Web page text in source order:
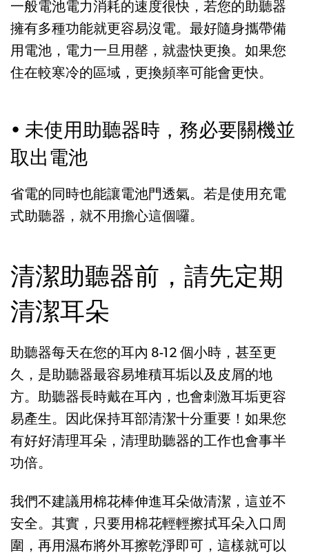
一般電池電力消耗的速度很快，若您的助聽器
擁有多種功能就更容易沒電。最好隨身攜帶備
用電池，電力一旦用罄，就盡快更換。如果您
住在較寒冷的區域，更換頻率可能會更快。
• 未使用助聽器時，務必要關機並
取出電池
省電的同時也能讓電池門透氣。若是使用充電
式助聽器，就不用擔心這個囉。
清潔助聽器前，請先定期
清潔耳朵
助聽器每天在您的耳內 8-12 個小時，甚至更
久，是助聽器最容易堆積耳垢以及皮屑的地
方。助聽器長時戴在耳內，也會刺激耳垢更容
易產生。因此保持耳部清潔十分重要！如果您
有好好清理耳朵，清理助聽器的工作也會事半
功倍。
我們不建議用棉花棒伸進耳朵做清潔，這並不
安全。其實，只要用棉花輕輕擦拭耳朵入口周
圍，再用濕布將外耳擦乾淨即可，這樣就可以